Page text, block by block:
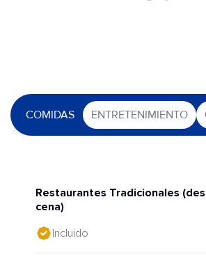
COMIDAS ENTRETENIMIENTO
Restaurantes Tradicionales
cena)
Incluido